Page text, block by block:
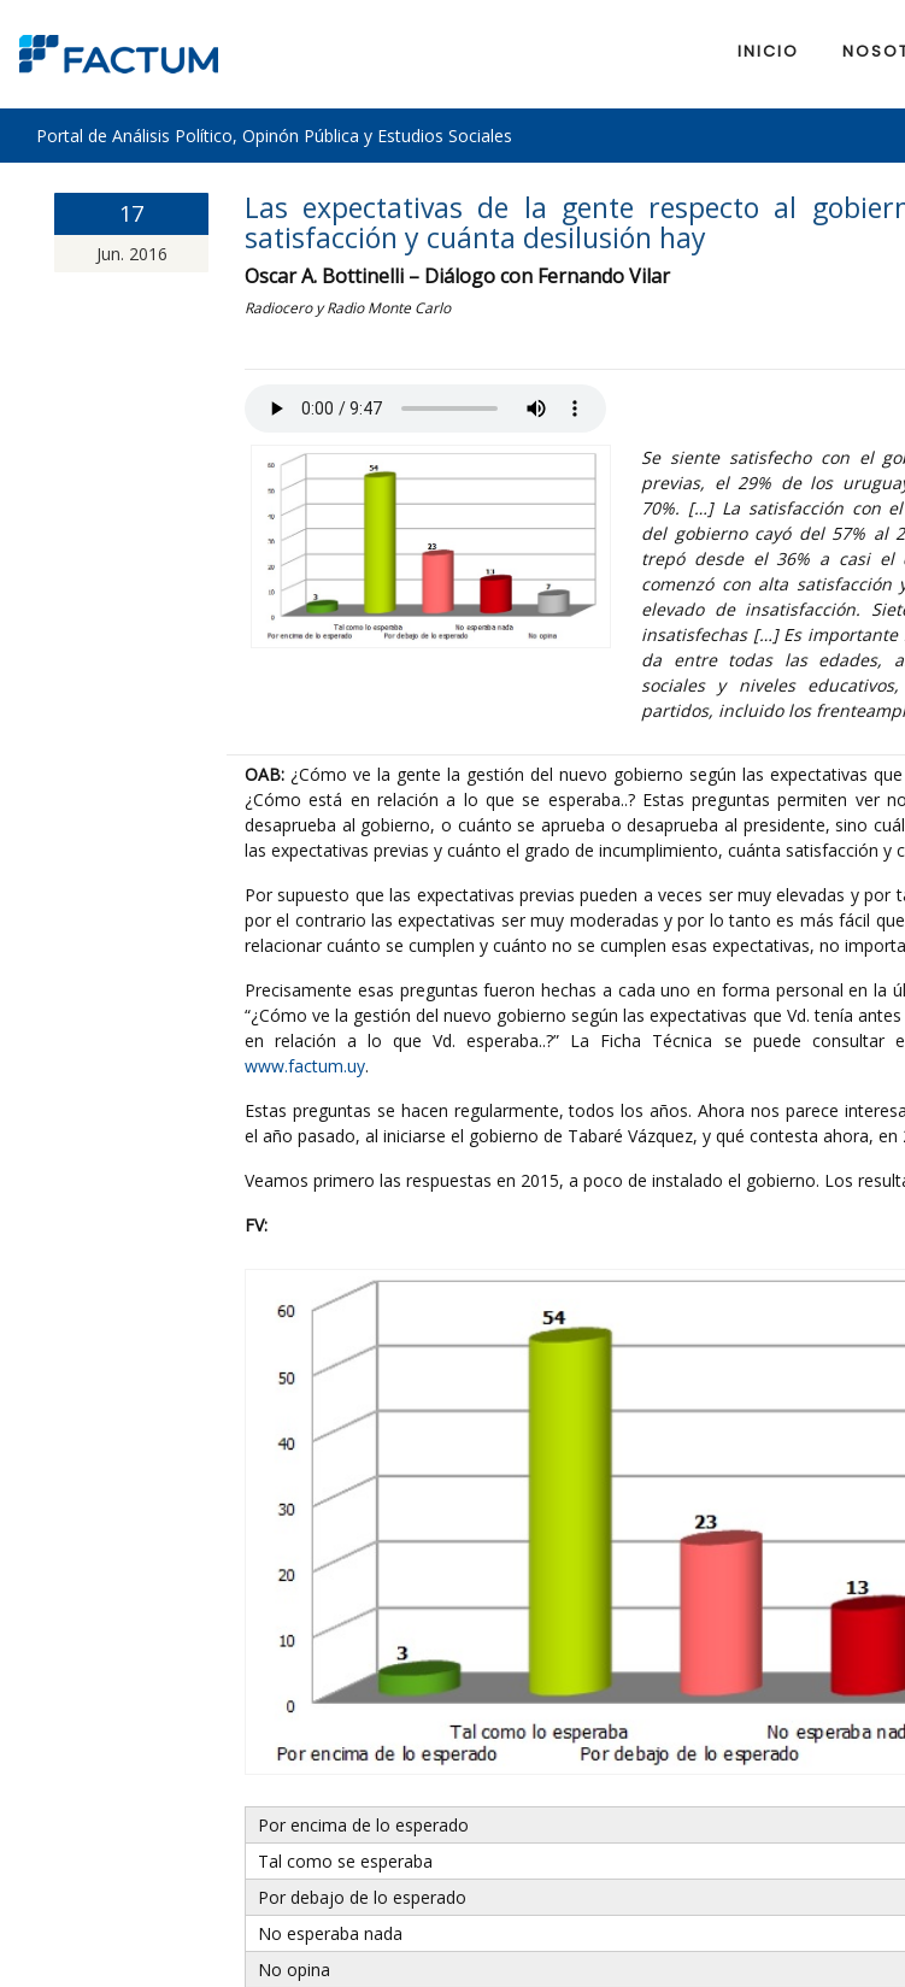
INICIO
Portal de Análisis Político, Opinón Pública y Estudios Sociales
17
Jun. 2016
Las expectativas de la gente respecto al
satisfacción y cuánta desilusión hay
Oscar A. Bottinelli – Diálogo con Fernando Vilar
Radiocero y Radio Monte Carlo
Se siente satisfecho con el
previas, el 29% de los
70%. […] La satisfacción con
del gobierno cayó del 57% al
trepó desde el 36% a casi
comenzó con alta
elevado de insatisfacción.
insatisfechas […] Es
da entre todas las edades,
sociales y niveles
partidos, incluido los
OAB: ¿Cómo ve la gente la gestión del nuevo gobierno según las expectativas
¿Cómo está en relación a lo que se esperaba..? Estas preguntas permiten ver
desaprueba al gobierno, o cuánto se aprueba o desaprueba al presidente, sino
las expectativas previas y cuánto el grado de incumplimiento, cuánta satisfacción y
Por supuesto que las expectativas previas pueden a veces ser muy elevadas y por
por el contrario las expectativas ser muy moderadas y por lo tanto es más fácil
relacionar cuánto se cumplen y cuánto no se cumplen esas expectativas, no
Precisamente esas preguntas fueron hechas a cada uno en forma personal en la
“¿Cómo ve la gestión del nuevo gobierno según las expectativas que Vd. tenía
en relación a lo que Vd. esperaba..?” La Ficha Técnica se puede consultar
www.factum.uy.
Estas preguntas se hacen regularmente, todos los años. Ahora nos parece
el año pasado, al iniciarse el gobierno de Tabaré Vázquez, y qué contesta ahora, en
Veamos primero las respuestas en 2015, a poco de instalado el gobierno. Los
FV:
Por encima de lo esperado
Tal como se esperaba
Por debajo de lo esperado
No esperaba nada
No opina